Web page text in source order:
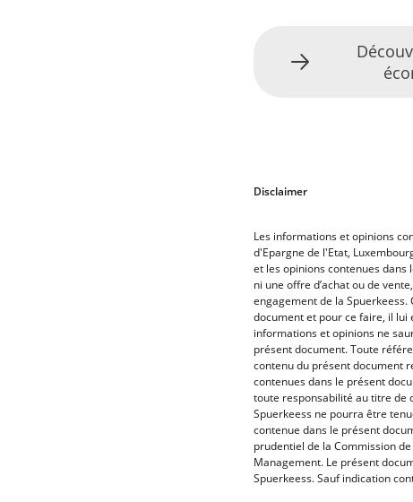
Disclaimer
Les informations et opinions
d'Epargne de l'Etat,
et les opinions contenues
ni une offre d’achat ou de
engagement de la
document et pour ce faire, il lui
informations et opinions ne
présent document. Toute
contenu du présent document
contenues dans le présent
toute responsabilité au titre de
Spuerkeess ne pourra être
contenue dans le présent
prudentiel de la Commission
Management. Le présent
Spuerkeess. Sauf indication